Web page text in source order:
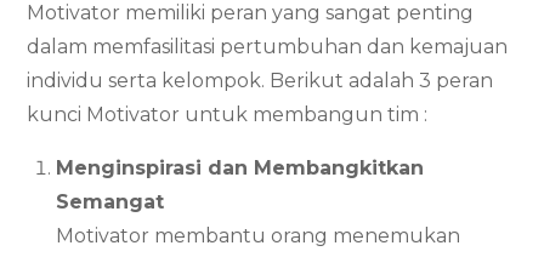
Motivator memiliki peran yang sangat penting
dalam memfasilitasi pertumbuhan dan kemajuan
individu serta kelompok. Berikut adalah 3 peran
kunci Motivator untuk membangun tim :
Menginspirasi dan Membangkitkan
Semangat
Motivator membantu orang menemukan